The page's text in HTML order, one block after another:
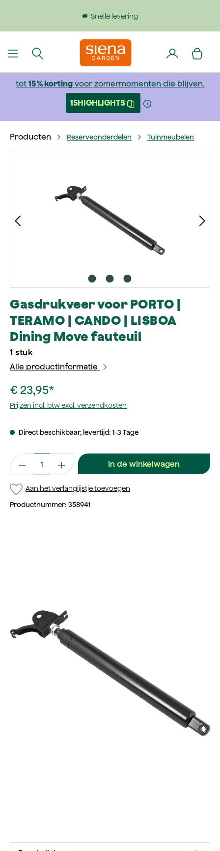
Gratis verzending bij bestellingen boven €199
tot 15 % kortingvoor zomermomenten die blijven.
15HIGHLIGHTS
Producten Reserveonderdelen Tuinmeubelen
Gasdrukveer voor PORTO |
TERAMO | CANDO | LISBOA
Dining Move fauteuil
1 stuk
Alle productinformatie
€ 23,95*
Prijzen incl. btw excl. verzendkosten
Direct beschikbaar, levertijd: 1-3 Tage
Productaantal: Voer de gewenste waarde in of gebruik de
In de winkelwagen
Aan het verlanglijstje toevoegen
Productnummer: 358941